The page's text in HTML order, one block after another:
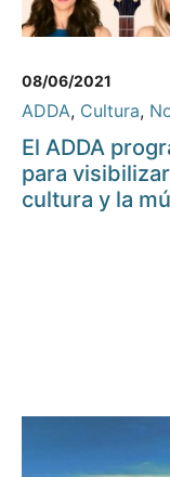
08/06/2021
ADDA, Cultura,
El ADDA
para
cultura y la